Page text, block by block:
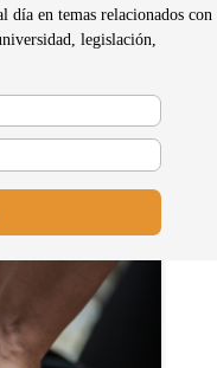
la
día en temas relacionados con
legislación,